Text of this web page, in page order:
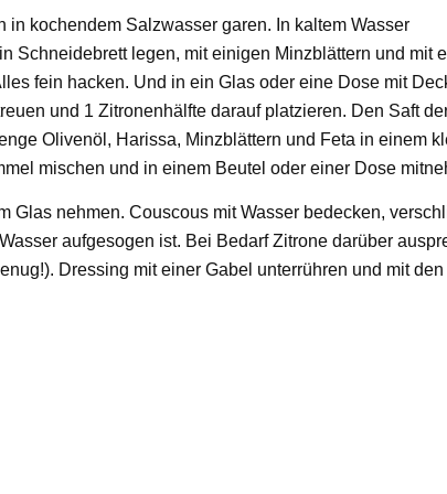
kochendem Salzwasser garen. In kaltem Wasser
Schneidebrett legen, mit einigen Minzblättern und mit
fein hacken. Und in ein Glas oder eine Dose mit
und 1 Zitronenhälfte darauf platzieren. Den Saft
Olivenöl, Harissa, Minzblättern und Feta in einem
mischen und in einem Beutel oder einer Dose
Glas nehmen. Couscous mit Wasser bedecken,
aufgesogen ist. Bei Bedarf Zitrone darüber
Dressing mit einer Gabel unterrühren und mit den